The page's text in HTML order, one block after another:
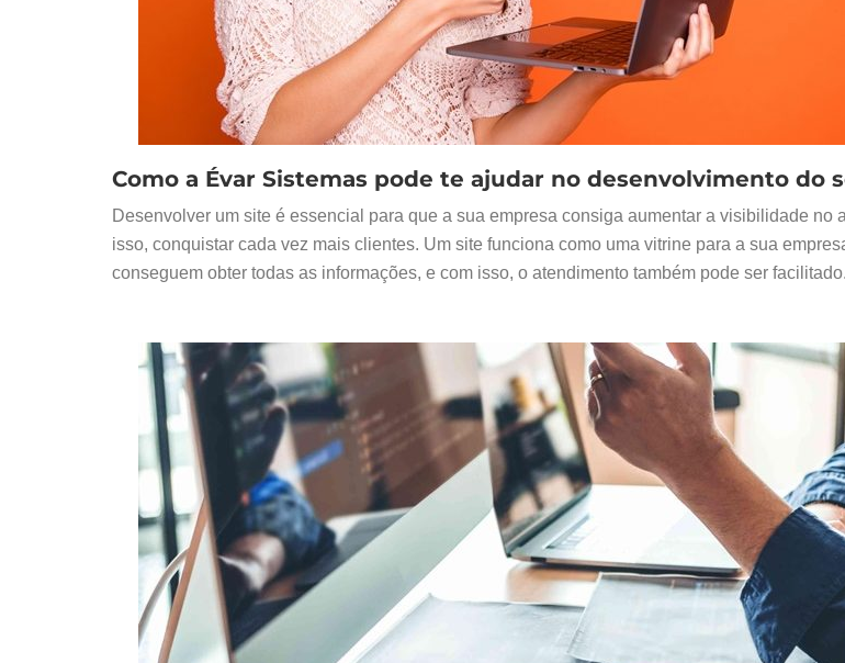
Como a Évar Sistemas pode te ajudar no desenvolvimento do
Desenvolver um site é essencial para que a sua empresa consiga aumentar a visibilidade no
isso, conquistar cada vez mais clientes. Um site funciona como uma vitrine para a sua
conseguem obter todas as informações, e com isso, o atendimento também pode ser